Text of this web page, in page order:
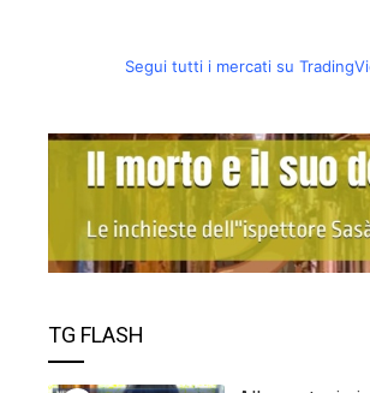
Segui tutti i mercati su
TG FLASH